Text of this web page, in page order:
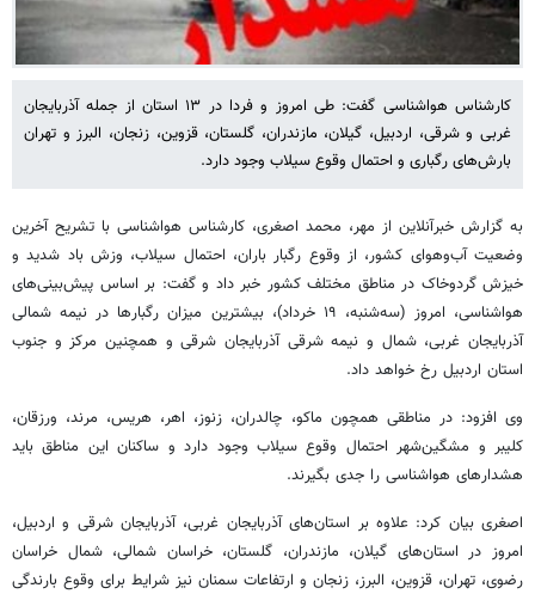
کارشناس هواشناسی گفت: طی امروز و فردا در ۱۳ استان از جمله آذربایجان
غربی و شرقی، اردبیل، گیلان، مازندران، گلستان، قزوین، زنجان، البرز و تهران
بارش‌های رگباری و احتمال وقوع سیلاب وجود دارد.
به گزارش خبرآنلاین از مهر، محمد اصغری، کارشناس هواشناسی با تشریح آخرین
وضعیت آب‌وهوای کشور، از وقوع رگبار باران، احتمال سیلاب، وزش باد شدید و
خیزش گردوخاک در مناطق مختلف کشور خبر داد و گفت: بر اساس پیش‌بینی‌های
هواشناسی، امروز (سه‌شنبه، ۱۹ خرداد)، بیشترین میزان رگبارها در نیمه شمالی
آذربایجان غربی، شمال و نیمه شرقی آذربایجان شرقی و همچنین مرکز و جنوب
استان اردبیل رخ خواهد داد.
وی افزود: در مناطقی همچون ماکو، چالدران، زنوز، اهر، هریس، مرند، ورزقان،
کلیبر و مشگین‌شهر احتمال وقوع سیلاب وجود دارد و ساکنان این مناطق باید
هشدارهای هواشناسی را جدی بگیرند.
اصغری بیان کرد: علاوه بر استان‌های آذربایجان غربی، آذربایجان شرقی و اردبیل،
امروز در استان‌های گیلان، مازندران، گلستان، خراسان شمالی، شمال خراسان
رضوی، تهران، قزوین، البرز، زنجان و ارتفاعات سمنان نیز شرایط برای وقوع بارندگی